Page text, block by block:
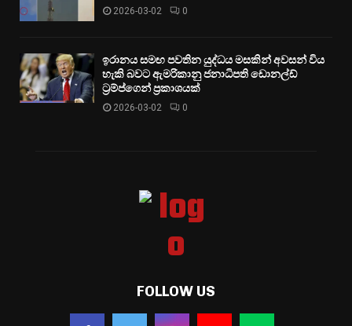
2026-03-02 0
ඉරානය සමඟ පවතින යුද්ධය මසකින් අවසන් විය
හැකි බවට ඇමරිකානු ජනාධිපති ඩොනල්ඩ්
ට්‍රම්ප්ගෙන් ප්‍රකාශයක්
2026-03-02 0
FOLLOW US